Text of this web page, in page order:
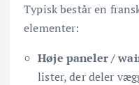
Typisk består en
elementer:
Høje paneler /
lister, der deler